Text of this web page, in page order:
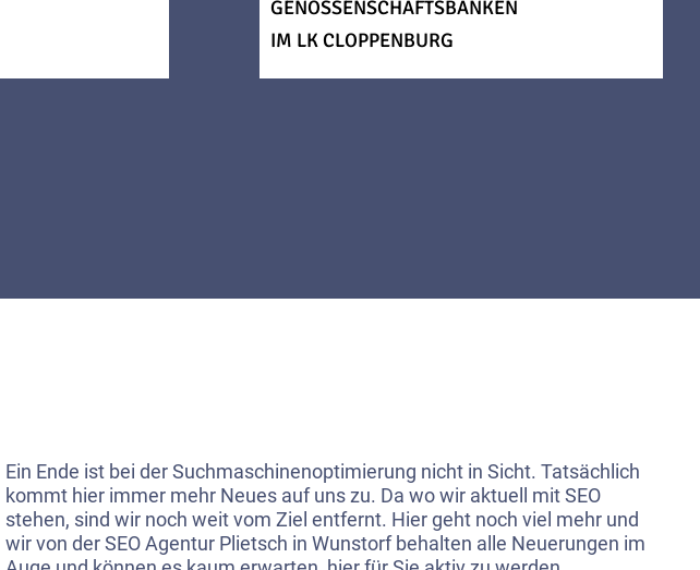
GENOSSENSCHAFTSBANKEN
IM LK CLOPPENBURG
Ein Ende ist bei der Suchmaschinenoptimierung nicht in Sicht. Tatsächlich
kommt hier immer mehr Neues auf uns zu. Da wo wir aktuell mit SEO
stehen, sind wir noch weit vom Ziel entfernt. Hier geht noch viel mehr und
wir von der SEO Agentur Plietsch in Wunstorf behalten alle Neuerungen im